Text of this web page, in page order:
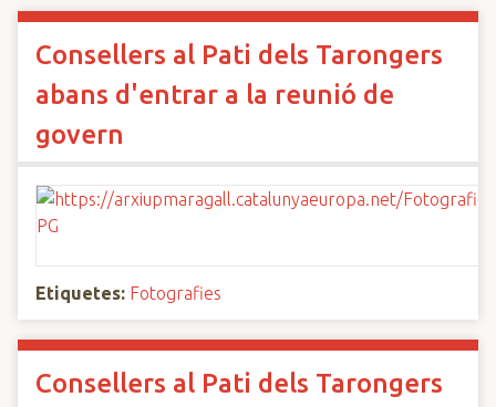
Consellers al Pati dels Tarongers
abans d'entrar a la reunió de
govern
Etiquetes: Fotografies
Consellers al Pati dels Tarongers